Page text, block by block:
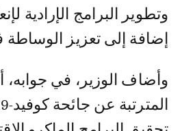
وتطوير البرامج الإرادية
إضافة إلى تعزيز
وأضاف الوزير، في جوابه،